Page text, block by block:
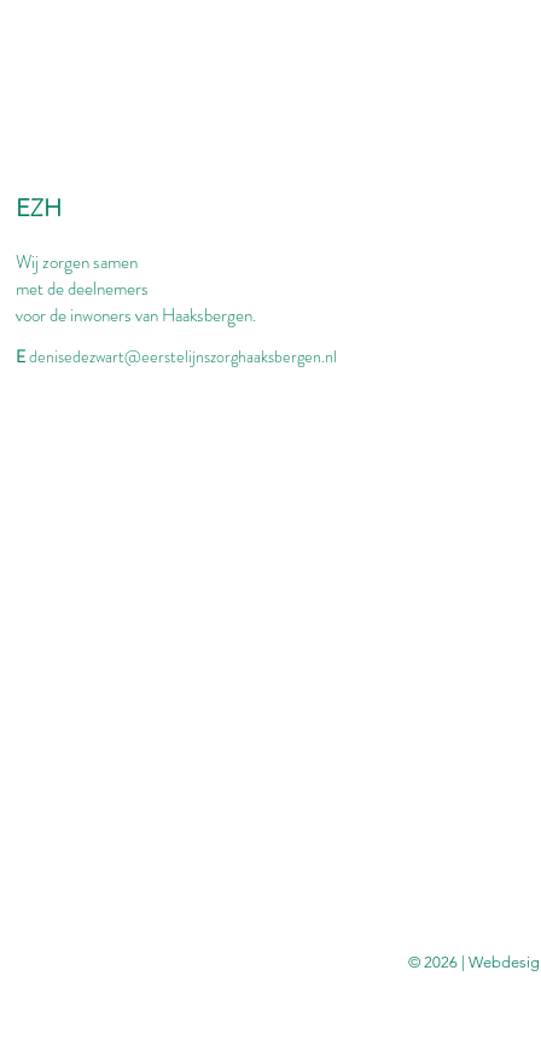
EZH
Wij zorgen samen
met de deelnemers
voor de inwoners van Haaksbergen.
Edenisedezwart@eerstelijnszorghaaksbergen.nl
© 2026 |